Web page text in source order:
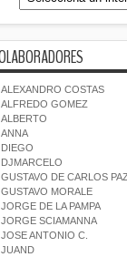
ALEXANDRO COSTAS
ALFREDO GOMEZ
ALBERTO
ANNA
DIEGO
DJMARCELO
GUSTAVO DE CARLOS PAZ
GUSTAVO MORALE
JORGE DE LA PAMPA
JORGE SCIAMANNA
JOSE ANTONIO C.
JUAND